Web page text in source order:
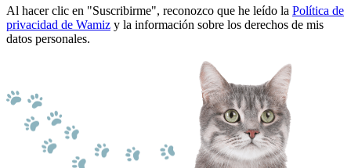
Al hacer clic en "Suscribirme", reconozco que he leído la Política de
privacidad de Wamiz y la información sobre los derechos de mis
datos personales.